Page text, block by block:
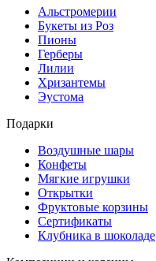
Альстромерии
Букеты из Роз
Пионы
Герберы
Лилии
Хризантемы
Эустома
Подарки
Воздушные шары
Конфеты
Мягкие игрушки
Открытки
Фруктовые корзины
Сертификаты
Клубника в шоколаде